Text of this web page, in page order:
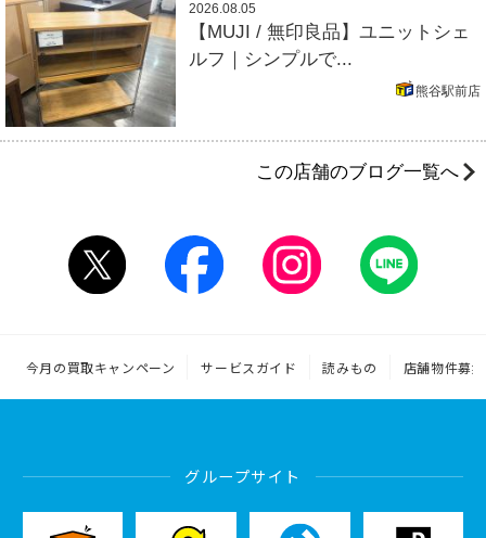
2026.08.05
【MUJI / 無印良品】ユニットシェ
ルフ｜シンプルで...
熊谷駅前店
この店舗のブログ一覧へ
今月の買取キャンペーン サービスガイド 読みもの 店舗物件募集
グループサイト